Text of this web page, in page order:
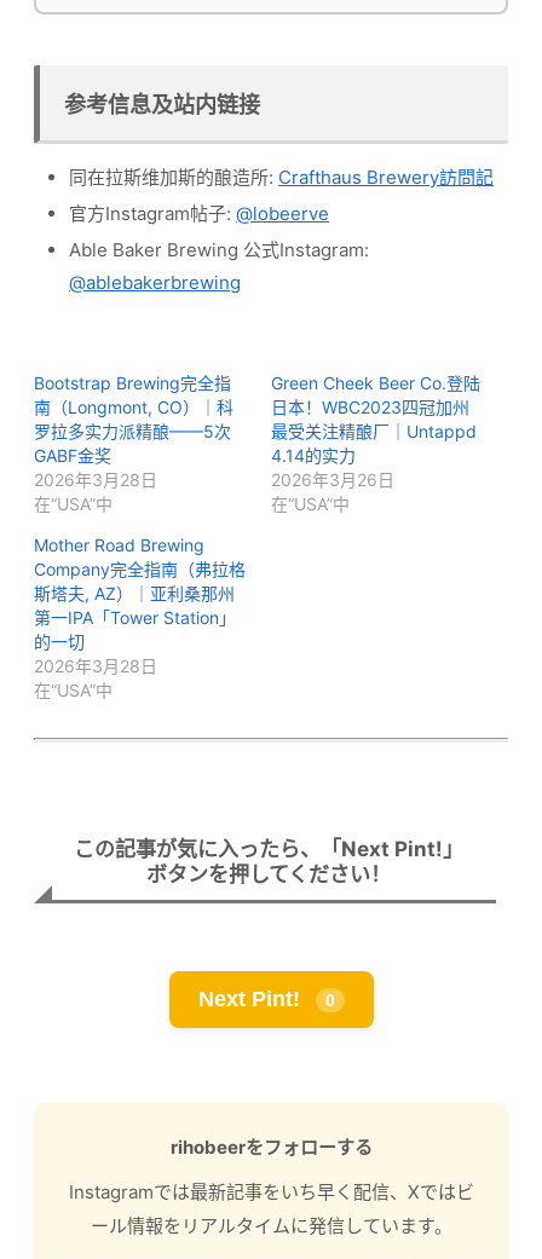
参考信息及站内链接
同在拉斯维加斯的酿造所: Crafthaus Brewery訪問記
官方Instagram帖子: @lobeerve
Able Baker Brewing 公式Instagram:
@ablebakerbrewing
Bootstrap Brewing完全指
南（Longmont, CO）｜科
罗拉多实力派精酿——5次
GABF金奖
2026年3月28日
在“USA”中
Green Cheek Beer Co.登陆
日本！WBC2023四冠加州
最受关注精酿厂｜Untappd
4.14的实力
2026年3月26日
在“USA”中
Mother Road Brewing
Company完全指南（弗拉格
斯塔夫, AZ）｜亚利桑那州
第一IPA「Tower Station」
的一切
2026年3月28日
在“USA”中
この記事が気に入ったら、「Next Pint!」
ボタンを押してください！
Next Pint! 0
rihobeerをフォローする
Instagramでは最新記事をいち早く配信、Xではビ
ール情報をリアルタイムに発信しています。